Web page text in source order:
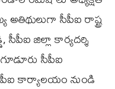
సీపీఐ రాష్ట్ర
సీపీఐ జిల్లా కార్యదర్శి
సీపీఐ
కార్యాలయం నుండి